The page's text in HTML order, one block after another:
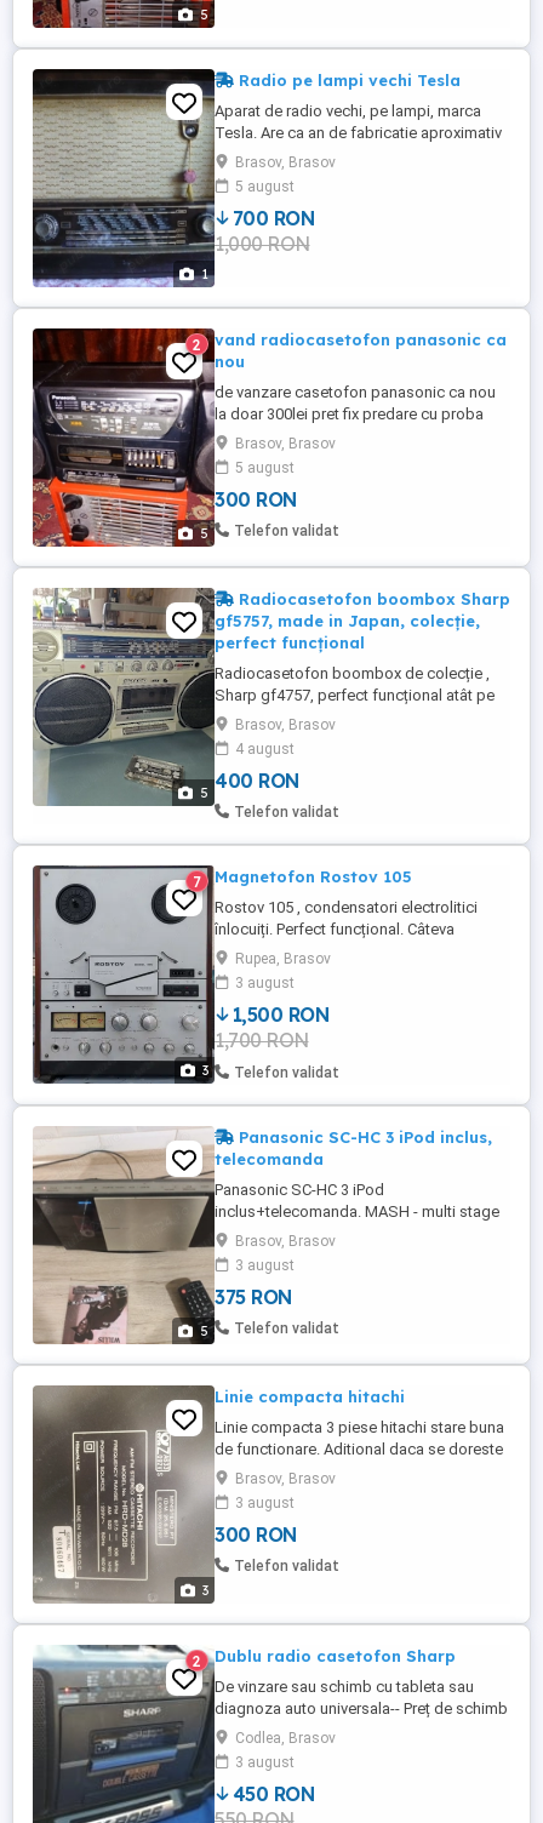
5
1
Radio pe lampi vechi Tesla
Aparat de radio vechi, pe lampi, marca
Tesla. Are ca an de fabricatie aproximativ
anul 1960. Nu s-a verificat functionarea.
Brasov, Brasov
5 august
700 RON
1,000 RON
5
2
vand radiocasetofon panasonic ca
nou
de vanzare casetofon panasonic ca nou
la doar 300lei pret fix predare cu proba
Brasov, Brasov
5 august
300 RON
Telefon validat
5
Radiocasetofon boombox Sharp
gf5757, made in Japan, colecție,
perfect funcțional
Radiocasetofon boombox de colecție ,
Sharp gf4757, perfect funcțional atât pe
radio cât și pe casetofon. Scala radio cu 4
benzi, ( inclusiv Antena Satelor ), SW MW
LW FM. Casetofon Recorder cu APSS.
Aspect bun pentru vârsta lui. Se vinde cu
probă.
Brasov, Brasov
4 august
400 RON
Telefon validat
3
7 Magnetofon Rostov 105
Rostov 105 , condensatori electrolitici
înlocuiți. Perfect funcțional. Câteva
zgârieturi pe panourile laterale din lemn.
Predare personală.
Rupea, Brasov
3 august
1,500 RON
1,700 RON
Telefon validat
5
Panasonic SC-HC 3 iPod inclus,
telecomanda
Panasonic SC-HC 3 iPod
inclus+telecomanda. MASH - multi stage
noise, compatibil cu toate iPodurile cu
docking,CD player frontal,CD, CD-R, CD-
RW MP3. Tuner stereo AM FM,intrare AUX
minijack,Ceas cu alarmă, căști.Putere 2X15
W RMS Real!!! Preț fix+transport.
Brasov, Brasov
3 august
375 RON
Telefon validat
3
Linie compacta hitachi
Linie compacta 3 piese hitachi stare buna
de functionare. Aditional daca se doreste
un cd player tot hitachi.varianta cu boxe
Brasov, Brasov
3 august
300 RON
Telefon validat
2 Dublu radio casetofon Sharp
De vinzare sau schimb cu tableta sau
diagnoza auto universala-- Preț de schimb
diferă. Casetofon Sharp in stare perfecta
atit pe radio cit si pe casetofon,redare si
inregistrare super,egalizator,Xbass,un
sertar ce intra doua casete,4lungimi de
unda pe radio se aude tare si clar. Pret
Codlea, Brasov
3 august
450 RON